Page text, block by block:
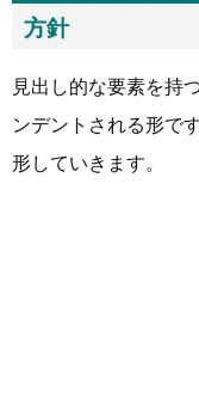
方針
見出し的な要素を持
ンデントされる形で
形していきます。